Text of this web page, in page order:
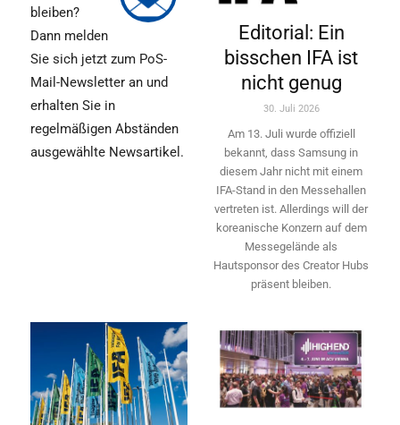
bleiben?
Dann melden
Sie sich jetzt zum PoS-
Mail-Newsletter an und
erhalten Sie in
regelmäßigen Abständen
ausgewählte Newsartikel.
Editorial: Ein
bisschen IFA ist
nicht genug
30. Juli 2026
Am 13. Juli wurde offiziell
bekannt, dass Samsung in
diesem Jahr nicht mit einem
IFA-Stand in den Messehallen
vertreten ist. Allerdings will ­der
koreanische Konzern auf dem
Messegelände als
Hautsponsor des Creator Hubs
präsent bleiben.